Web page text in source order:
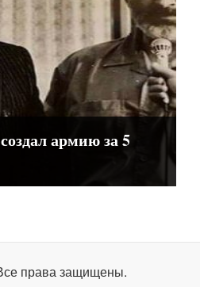
армию за 5
права защищены.